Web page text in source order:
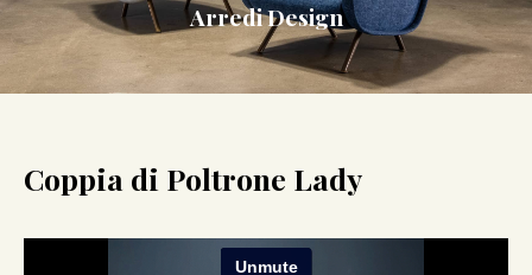
Arredi Design
Coppia di Poltrone Lady